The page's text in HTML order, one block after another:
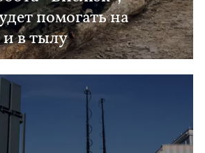
помогать на
в тылу